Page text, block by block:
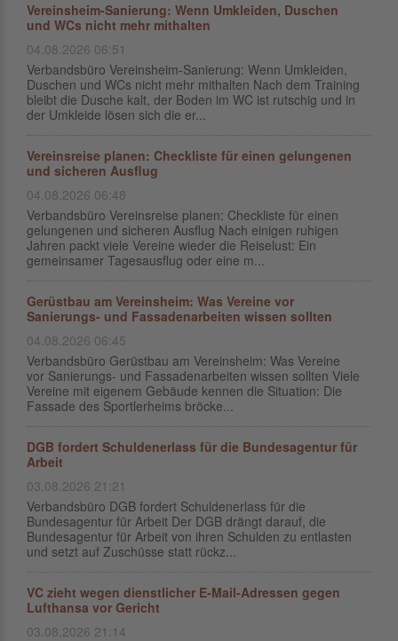
Vereinsheim-Sanierung: Wenn Umkleiden, Duschen
und WCs nicht mehr mithalten
04.08.2026 06:51
Verbandsbüro Vereinsheim-Sanierung: Wenn Umkleiden,
Duschen und WCs nicht mehr mithalten Nach dem Training
bleibt die Dusche kalt, der Boden im WC ist rutschig und in
der Umkleide lösen sich die er...
Vereinsreise planen: Checkliste für einen gelungenen
und sicheren Ausflug
04.08.2026 06:48
Verbandsbüro Vereinsreise planen: Checkliste für einen
gelungenen und sicheren Ausflug Nach einigen ruhigen
Jahren packt viele Vereine wieder die Reiselust: Ein
gemeinsamer Tagesausflug oder eine m...
Gerüstbau am Vereinsheim: Was Vereine vor
Sanierungs- und Fassadenarbeiten wissen sollten
04.08.2026 06:45
Verbandsbüro Gerüstbau am Vereinsheim: Was Vereine
vor Sanierungs- und Fassadenarbeiten wissen sollten Viele
Vereine mit eigenem Gebäude kennen die Situation: Die
Fassade des Sportlerheims bröcke...
DGB fordert Schuldenerlass für die Bundesagentur für
Arbeit
03.08.2026 21:21
Verbandsbüro DGB fordert Schuldenerlass für die
Bundesagentur für Arbeit Der DGB drängt darauf, die
Bundesagentur für Arbeit von ihren Schulden zu entlasten
und setzt auf Zuschüsse statt rückz...
VC zieht wegen dienstlicher E-Mail-Adressen gegen
Lufthansa vor Gericht
03.08.2026 21:14